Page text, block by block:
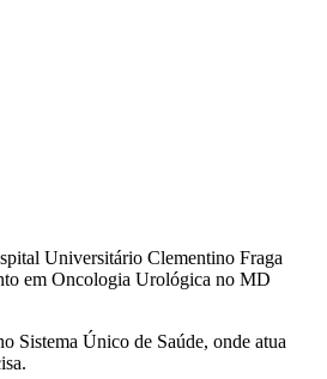
Universitário Clementino Fraga
em Oncologia Urológica no MD
Sistema Único de Saúde, onde atua